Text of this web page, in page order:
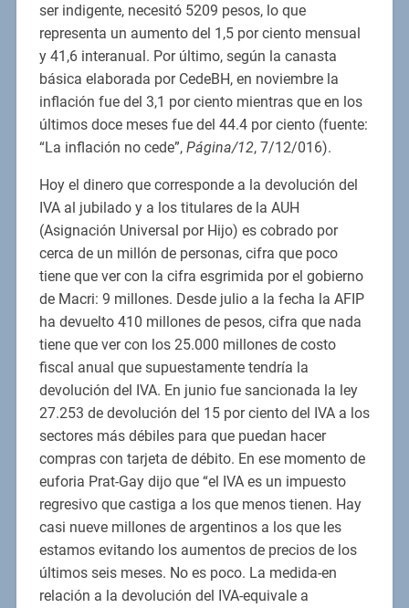
ser indigente, necesitó 5209 pesos, lo que
representa un aumento del 1,5 por ciento mensual
y 41,6 interanual. Por último, según la canasta
básica elaborada por CedeBH, en noviembre la
inflación fue del 3,1 por ciento mientras que en los
últimos doce meses fue del 44.4 por ciento (fuente:
“La inflación no cede”, Página/12, 7/12/016).
Hoy el dinero que corresponde a la devolución del
IVA al jubilado y a los titulares de la AUH
(Asignación Universal por Hijo) es cobrado por
cerca de un millón de personas, cifra que poco
tiene que ver con la cifra esgrimida por el gobierno
de Macri: 9 millones. Desde julio a la fecha la AFIP
ha devuelto 410 millones de pesos, cifra que nada
tiene que ver con los 25.000 millones de costo
fiscal anual que supuestamente tendría la
devolución del IVA. En junio fue sancionada la ley
27.253 de devolución del 15 por ciento del IVA a los
sectores más débiles para que puedan hacer
compras con tarjeta de débito. En ese momento de
euforia Prat-Gay dijo que “el IVA es un impuesto
regresivo que castiga a los que menos tienen. Hay
casi nueve millones de argentinos a los que les
estamos evitando los aumentos de precios de los
últimos seis meses. No es poco. La medida-en
relación a la devolución del IVA-equivale a